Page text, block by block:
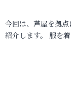
今回は、芦屋を拠
紹介します。 服を